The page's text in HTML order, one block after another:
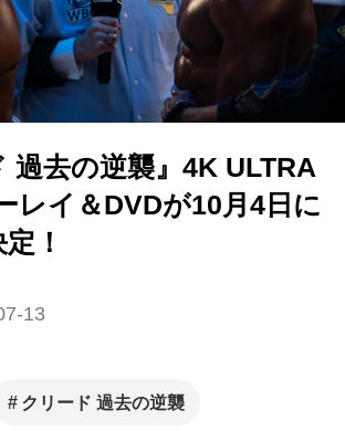
過去の逆襲』4K ULTRA
レイ＆DVDが10月4日に
！
13
クリード 過去の逆襲